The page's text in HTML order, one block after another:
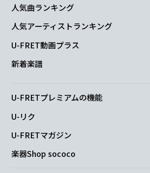
人気曲ランキング
人気アーティストランキング
U-FRET動画プラス
新着楽譜
U-FRETプレミアムの機能
U-リク
U-FRETマガジン
楽器Shop sococo